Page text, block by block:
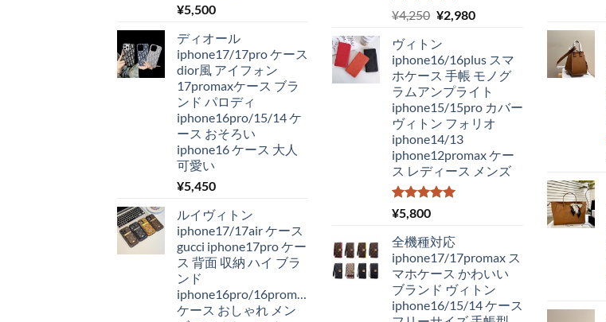
¥5,500
ディオール
iphone17/17pro ケース
dior風 アイフォン
17promaxケース ブラ
ンド パロディ
iphone16pro/15/14 ケ
ース おそろい
iphone16 ケース 大人
可愛い
¥5,450
ルイヴィトン
iphone17/17air ケース
gucci iphone17pro ケー
ス 背面 収納 ハイ ブラ
ンド
iphone16pro/16promax
ケース おしゃれ メン
5段階中
5.00
の評価
¥4,250 元
価
格
は
¥4,250
で
し
た。
¥2,980現
価
格
は
¥2,980
で
す。
ヴィトン
iphone16/16plus スマ
ホケース 手帳 モノグ
ラムアンプライト
iphone15/15pro カバー
ヴィトン フォリオ
iphone14/13
iphone12promax ケー
ス レディース メンズ
5段階中
5.00
¥5,800
全機種対応
iphone17/17promax ス
マホケース かわいい
ブランド ヴィトン
iphone16/15/14 ケース